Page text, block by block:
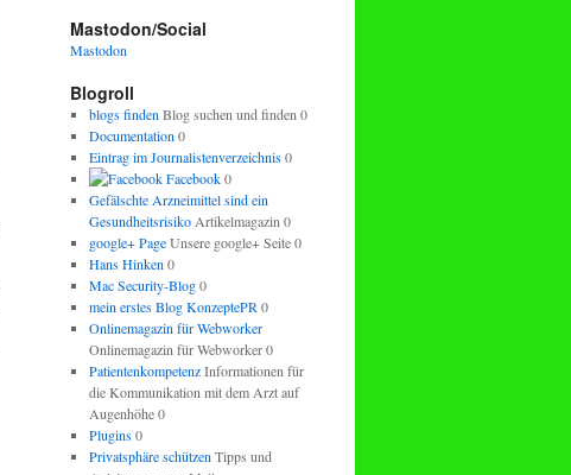
Mastodon/Social
Mastodon
Blogroll
blogs finden Blog suchen und finden 0
Documentation 0
Eintrag im Journalistenverzeichnis0
Facebook0
Gefälschte Arzneimittel sind ein
GesundheitsrisikoArtikelmagazin 0
google+ PageUnsere google+ Seite 0
Hans Hinken 0
Mac Security-Blog0
mein erstes Blog KonzeptePR 0
Onlinemagazin für Webworker
Onlinemagazin für Webworker 0
PatientenkompetenzInformationen für
die Kommunikation mit dem Arzt auf
Augenhöhe 0
Plugins0
Privatsphäre schützen Tipps und